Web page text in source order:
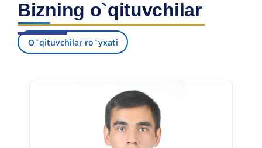
Bizning o`qituvchilar
O`qituvchilar ro`yxati
7. Call-center (4) 8. Bakalavriat kvotasi (3)
9. Magistratura kvotasi (4) ✉️ Adminga yozish